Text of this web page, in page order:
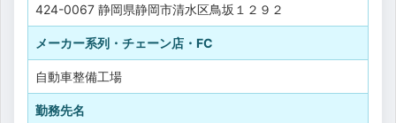
424-0067 静岡県静岡市清水区鳥坂１２９２
メーカー系列・チェーン店・FC
自動車整備工場
勤務先名